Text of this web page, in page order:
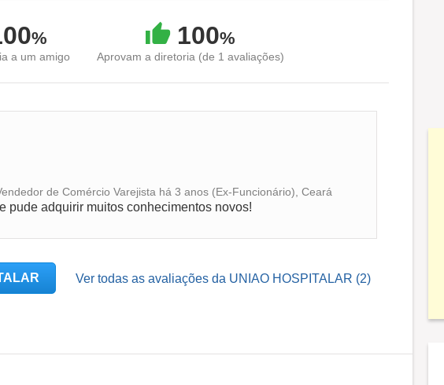
%
a um amigo
100%
Aprovam a diretoria (de 1 avaliações)
de Comércio Varejista há 3 anos (Ex-Funcionário), Ceará
pude adquirir muitos conhecimentos novos!
Ver todas as avaliações da UNIAO HOSPITALAR (2)